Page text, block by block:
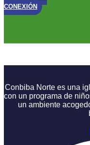
CONEXIÓN
Conbiba Norte es una
con un programa de
un ambiente